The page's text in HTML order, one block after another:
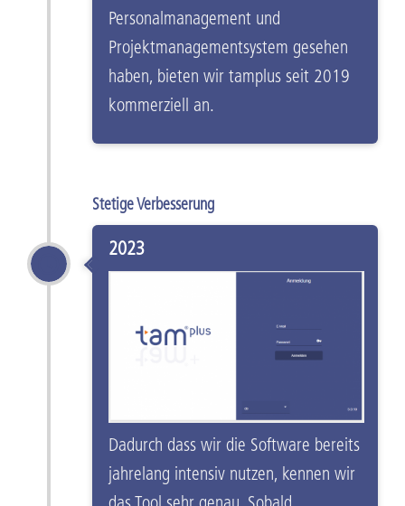
Personalmanagement und
Projektmanagementsystem gesehen
haben, bieten wir tamplus seit 2019
kommerziell an.
Stetige Verbesserung
2023
Dadurch dass wir die Software bereits
jahrelang intensiv nutzen, kennen wir